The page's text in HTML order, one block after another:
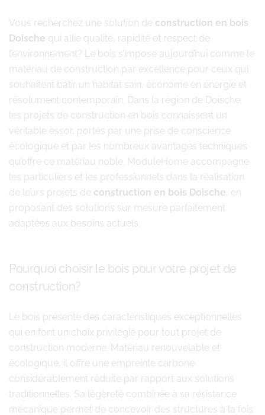
Vous recherchez une solution de construction en bois
Doische qui allie qualité, rapidité et respect de
l’environnement? Le bois s’impose aujourd’hui comme le
matériau de construction par excellence pour ceux qui
souhaitent bâtir un habitat sain, économe en énergie et
résolument contemporain. Dans la région de Doische,
les projets de construction en bois connaissent un
véritable essor, portés par une prise de conscience
écologique et par les nombreux avantages techniques
qu’offre ce matériau noble. ModuleHome accompagne
les particuliers et les professionnels dans la réalisation
de leurs projets de construction en bois Doische , en
proposant des solutions sur mesure parfaitement
adaptées aux besoins actuels.
Pourquoi choisir le bois pour votre projet de
construction?
Le bois présente des caractéristiques exceptionnelles
qui en font un choix privilégié pour tout projet de
construction moderne. Matériau renouvelable et
écologique, il offre une empreinte carbone
considérablement réduite par rapport aux solutions
traditionnelles. Sa légèreté combinée à sa résistance
mécanique permet de concevoir des structures à la fois